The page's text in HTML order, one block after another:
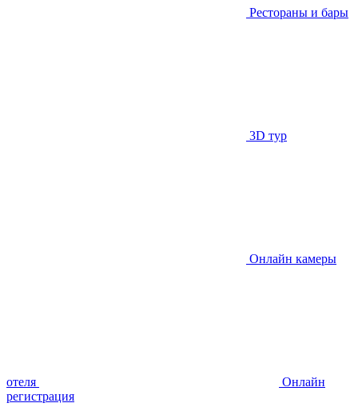
Рестораны и бары
3D тур
Онлайн камеры
отеля
Онлайн
регистрация